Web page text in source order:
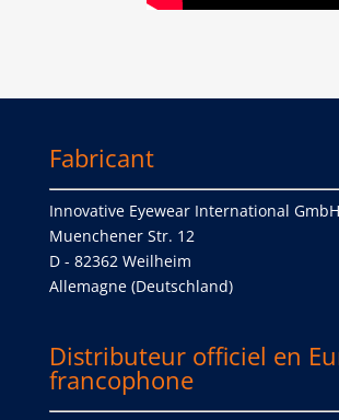
Fabricant
Innovative Eyewear International GmbH
Muenchener Str. 12
D - 82362 Weilheim
Allemagne (Deutschland)
Distributeur officiel en
francophone